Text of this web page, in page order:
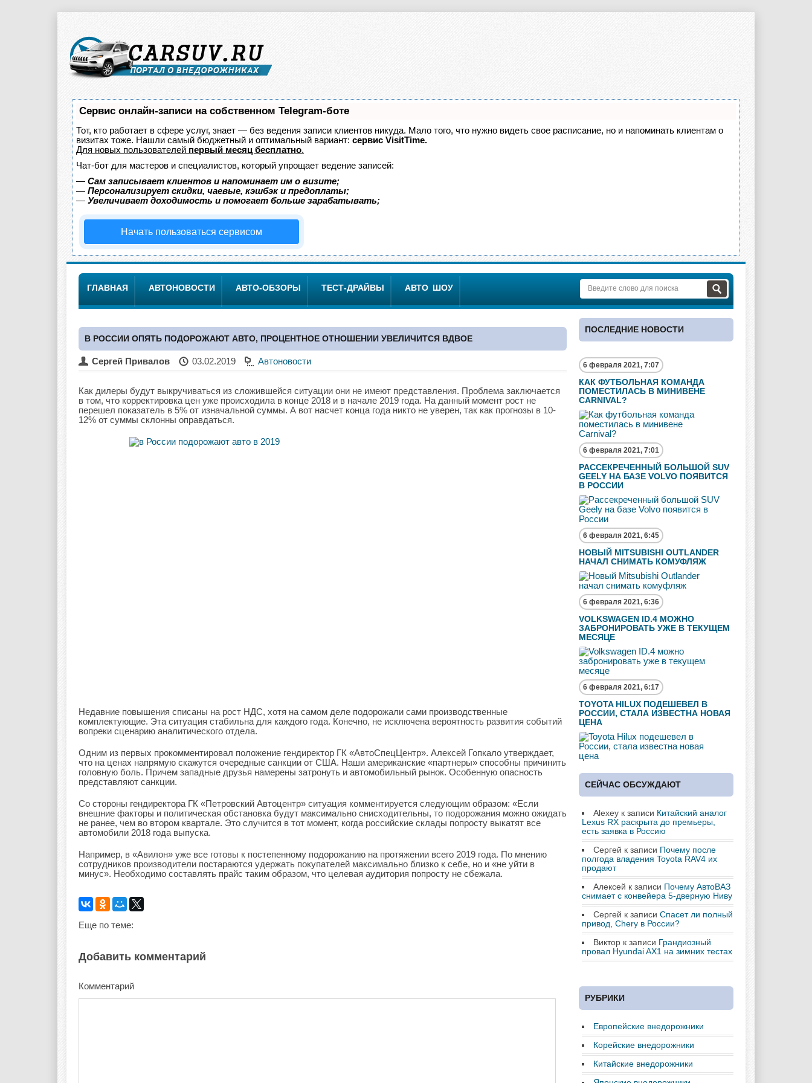
Сервис онлайн-записи на собственном Telegram-боте
Тот, кто работает в сфере услуг, знает — без ведения записи клиентов никуда. Мало того, что нужно видеть свое расписание, но и напоминать клиентам о
визитах тоже. Нашли самый бюджетный и оптимальный вариант: сервис VisitTime.
Для новых пользователей первый месяц бесплатно.
Чат-бот для мастеров и специалистов, который упрощает ведение записей:
— Сам записывает клиентов и напоминает им о визите;
— Персонализирует скидки, чаевые, кэшбэк и предоплаты;
— Увеличивает доходимость и помогает больше зарабатывать;
Начать пользоваться сервисом
ГЛАВНАЯ АВТОНОВОСТИ АВТО-ОБЗОРЫ ТЕСТ-ДРАЙВЫ АВТО ШОУ
В РОССИИ ОПЯТЬ ПОДОРОЖАЮТ АВТО, ПРОЦЕНТНОЕ ОТНОШЕНИИ УВЕЛИЧИТСЯ ВДВОЕ
Сергей Привалов 03.02.2019 Автоновости
Как дилеры будут выкручиваться из сложившейся ситуации они не имеют представления. Проблема заключается
в том, что корректировка цен уже происходила в конце 2018 и в начале 2019 года. На данный момент рост не
перешел показатель в 5% от изначальной суммы. А вот насчет конца года никто не уверен, так как прогнозы в 10-
12% от суммы склонны оправдаться.
Недавние повышения списаны на рост НДС, хотя на самом деле подорожали сами производственные
комплектующие. Эта ситуация стабильна для каждого года. Конечно, не исключена вероятность развития событий
вопреки сценарию аналитического отдела.
Одним из первых прокомментировал положение гендиректор ГК «АвтоСпецЦентр». Алексей Гопкало утверждает,
что на ценах напрямую скажутся очередные санкции от США. Наши американские «партнеры» способны причинить
головную боль. Причем западные друзья намерены затронуть и автомобильный рынок. Особенную опасность
представляют санкции.
Со стороны гендиректора ГК «Петровский Автоцентр» ситуация комментируется следующим образом: «Если
внешние факторы и политическая обстановка будут максимально снисходительны, то подорожания можно ожидать
не ранее, чем во втором квартале. Это случится в тот момент, когда российские склады попросту выкатят все
автомобили 2018 года выпуска.
Например, в «Авилон» уже все готовы к постепенному подорожанию на протяжении всего 2019 года. По мнению
сотрудников производители постараются удержать покупателей максимально близко к себе, но и «не уйти в
минус». Необходимо составлять прайс таким образом, что целевая аудитория попросту не сбежала.
Еще по теме:
Добавить комментарий
Комментарий
ПОСЛЕДНИЕ НОВОСТИ
6 февраля 2021, 7:07
КАК ФУТБОЛЬНАЯ КОМАНДА
ПОМЕСТИЛАСЬ В МИНИВЕНЕ
CARNIVAL?
6 февраля 2021, 7:01
РАССЕКРЕЧЕННЫЙ БОЛЬШОЙ SUV
GEELY НА БАЗЕ VOLVO ПОЯВИТСЯ
В РОССИИ
6 февраля 2021, 6:45
НОВЫЙ MITSUBISHI OUTLANDER
НАЧАЛ СНИМАТЬ КОМУФЛЯЖ
6 февраля 2021, 6:36
VOLKSWAGEN ID.4 МОЖНО
ЗАБРОНИРОВАТЬ УЖЕ В ТЕКУЩЕМ
МЕСЯЦЕ
6 февраля 2021, 6:17
TOYOTA HILUX ПОДЕШЕВЕЛ В
РОССИИ, СТАЛА ИЗВЕСТНА НОВАЯ
ЦЕНА
СЕЙЧАС ОБСУЖДАЮТ
Alexey к записи Китайский аналог
Lexus RX раскрыта до премьеры,
есть заявка в Россию
Сергей к записи Почему после
полгода владения Toyota RAV4 их
продают
Алексей к записи Почему АвтоВАЗ
снимает с конвейера 5-дверную Ниву
Сергей к записи Спасет ли полный
привод, Chery в России?
Виктор к записи Грандиозный
провал Hyundai AX1 на зимних тестах
РУБРИКИ
Европейские внедорожники
Корейские внедорожники
Китайские внедорожники